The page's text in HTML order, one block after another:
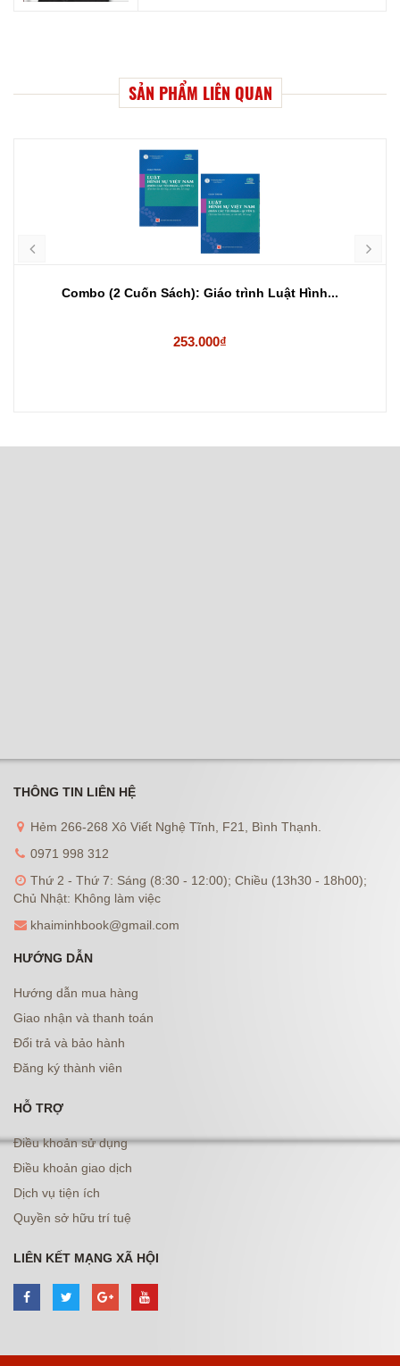
SẢN PHẨM LIÊN QUAN
Combo (2 Cuốn Sách): Giáo trình Luật Hình...
253.000₫
THÔNG TIN LIÊN HỆ
Hẻm 266-268 Xô Viết Nghệ Tĩnh, F21, Bình Thạnh.
0971 998 312
Thứ 2 - Thứ 7: Sáng (8:30 - 12:00); Chiều (13h30 - 18h00);
Chủ Nhật: Không làm việc
khaiminhbook@gmail.com
HƯỚNG DẪN
Hướng dẫn mua hàng
Giao nhận và thanh toán
Đổi trả và bảo hành
Đăng ký thành viên
HỖ TRỢ
Điều khoản sử dụng
Điều khoản giao dịch
Dịch vụ tiện ích
Quyền sở hữu trí tuệ
LIÊN KẾT MẠNG XÃ HỘI